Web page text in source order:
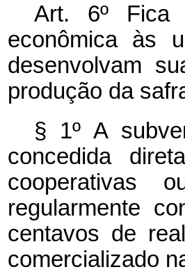
Art. 6º Fica
econômica às
desenvolvam
produção da
§ 1º A
concedida
cooperativas
regularmente
centavos de
comercializado